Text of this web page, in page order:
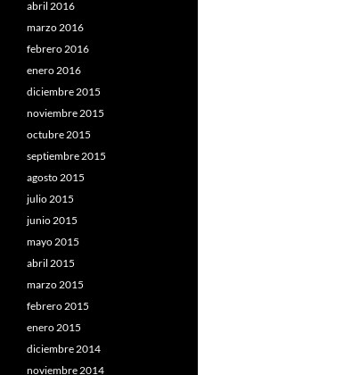
abril 2016
marzo 2016
febrero 2016
enero 2016
diciembre 2015
noviembre 2015
octubre 2015
septiembre 2015
agosto 2015
julio 2015
junio 2015
mayo 2015
abril 2015
marzo 2015
febrero 2015
enero 2015
diciembre 2014
noviembre 2014